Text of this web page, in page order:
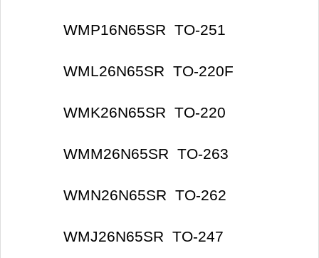
WMP16N65SR TO-251
WML26N65SR TO-220F
WMK26N65SR TO-220
WMM26N65SR TO-263
WMN26N65SR TO-262
WMJ26N65SR TO-247